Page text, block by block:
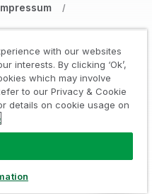
/
/
with our websites
interests. By clicking ‘Ok’,
which may involve
to our Privacy & Cookie
details on cookie usage on